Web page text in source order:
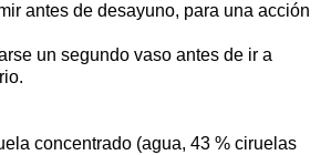
antes de desayuno, para una acción
un segundo vaso antes de ir a
concentrado (agua, 43 % ciruelas